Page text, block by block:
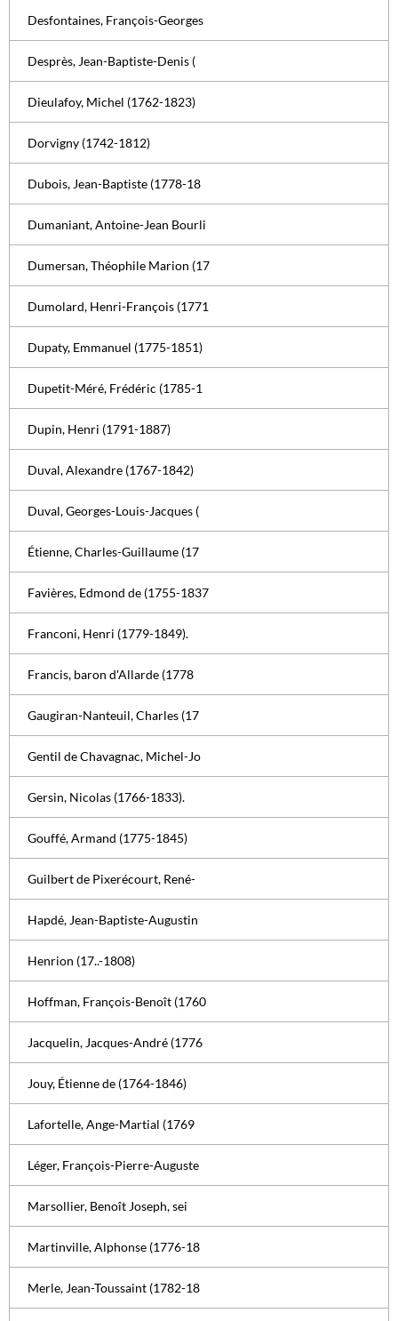
Desfontaines, François-Georges
Desprès, Jean-Baptiste-Denis (
Dieulafoy, Michel (1762-1823)
Dorvigny (1742-1812)
Dubois, Jean-Baptiste (1778-18
Dumaniant, Antoine-Jean Bourli
Dumersan, Théophile Marion (17
Dumolard, Henri-François (1771
Dupaty, Emmanuel (1775-1851)
Dupetit-Méré, Frédéric (1785-1
Dupin, Henri (1791-1887)
Duval, Alexandre (1767-1842)
Duval, Georges-Louis-Jacques (
Étienne, Charles-Guillaume (17
Favières, Edmond de (1755-1837
Franconi, Henri (1779-1849).
Francis, baron d'Allarde (1778
Gaugiran-Nanteuil, Charles (17
Gentil de Chavagnac, Michel-Jo
Gersin, Nicolas (1766-1833).
Gouffé, Armand (1775-1845)
Guilbert de Pixerécourt, René-
Hapdé, Jean-Baptiste-Augustin
Henrion (17..-1808)
Hoffman, François-Benoît (1760
Jacquelin, Jacques-André (1776
Jouy, Étienne de (1764-1846)
Lafortelle, Ange-Martial (1769
Léger, François-Pierre-Auguste
Marsollier, Benoît Joseph, sei
Martinville, Alphonse (1776-18
Merle, Jean-Toussaint (1782-18